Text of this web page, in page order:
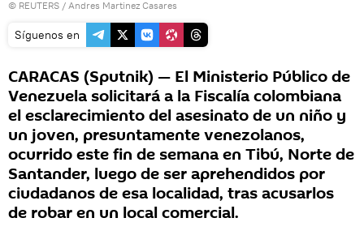
© REUTERS / Andres Martinez Casares
Síguenos en
CARACAS (Sputnik) — El Ministerio Público de
Venezuela solicitará a la Fiscalía colombiana
el esclarecimiento del asesinato de un niño y
un joven, presuntamente venezolanos,
ocurrido este fin de semana en Tibú, Norte de
Santander, luego de ser aprehendidos por
ciudadanos de esa localidad, tras acusarlos
de robar en un local comercial.